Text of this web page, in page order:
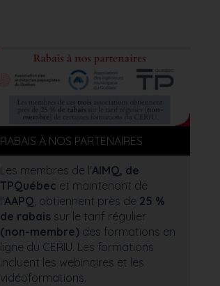
RABAIS À NOS PARTENAIRES
Les membres de l'AIMQ, de
TPQuébec et maintenant de
l'AAPQ, obtiennent près de 25 %
de rabaissur le tarif régulier
(non-membre) des formations en
ligne du CERIU. Les formations
incluent les webinaires et les
vidéoformations.